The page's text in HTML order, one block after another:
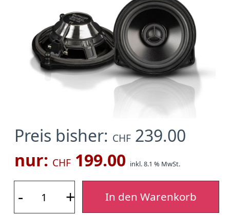
Preis bisher: CHF 239.00
nur: CHF 199.00 inkl. 8.1 % MwSt.
- + In den Warenkorb